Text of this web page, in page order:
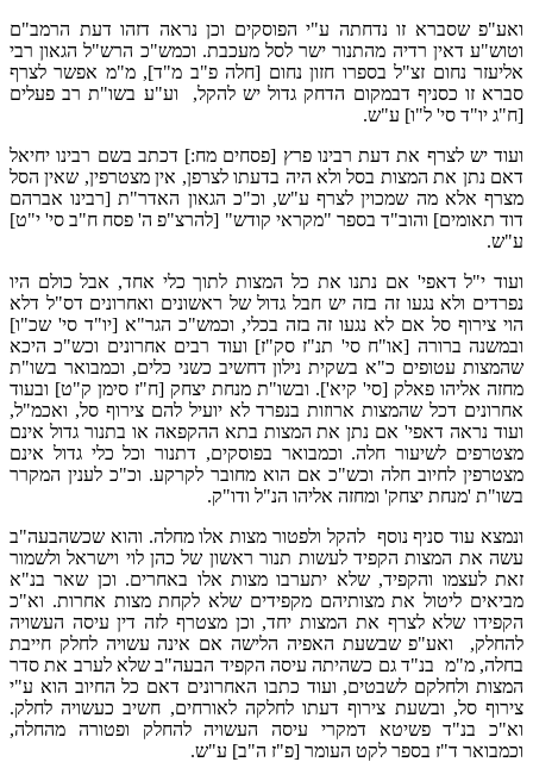
ואע"פ שסברא זו נדחתה ע"י הפוסקים וכן נראה דזהו דעת הרמב"ם
וטוש"ע דאין רדיה מהתנור ישר לסל מעכבת. וכמש"כ הרש"ל הגאון רבי
אליעזר נחום זצ"ל בספרו חזון נחום [חלה פ"ב מ"ד], מ"מ אפשר לצרף
סברא זו כסניף דבמקום הדחק גדול יש להקל, וע"ע בשו"ת רב פעלים
[ח"ג יו"ד סי' ל"ו] ע"ש.
ועוד יש לצרף את דעת רבינו פרץ [פסחים מח:] דכתב בשם רבינו יחיאל
דאם נתן את המצות בסל ולא היה בדעתו לצרפן, אין מצטרפין, שאין הסל
מצרף אלא מה שמכוין לצרף ע"ש, וכ"כ הגאון האדר"ת [רבינו אברהם
דוד תאומים] והוב"ד בספר "מקראי קודש" [להרצ"פ ה' פסח ח"ב סי' י"ט]
ע"ש.
ועוד י"ל דאפי' אם נתנו את כל המצות לתוך כלי אחד, אבל כולם היו
נפרדים ולא נגעו זה בזה יש חבל גדול של ראשונים ואחרונים דס"ל דלא
הוי צירוף סל אם לא נגעו זה בזה בכלי, וכמש"כ הגר"א [יו"ד סי' שכ"ו]
ובמשנה ברורה [או"ח סי' תנ"ז סק"ז] ועוד רבים אחרונים וכש"כ היכא
שהמצות עטופים כ"א בשקית נילון דחשיב כשני כלים, וכמבואר בשו"ת
מחזה אליהו פאלק [סי' קיא']. ובשו"ת מנחת יצחק [ח"ז סימן ק"ט] ובעוד
אחרונים דכל שהמצות ארוזות בנפרד לא יועיל להם צירוף סל, ואכמ"ל,
ועוד נראה דאפי' אם נתן את המצות בתא ההקפאה או בתנור גדול אינם
מצטרפים לשיעור חלה. וכמבואר בפוסקים, דתנור וכל כלי גדול אינם
מצטרפין לחיוב חלה וכש"כ אם הוא מחובר לקרקע. וכ"כ לענין המקרר
בשו"ת 'מנחת יצחק' ומחזה אליהו הנ"ל ודו"ק.
ונמצא עוד סניף נוסף להקל ולפטור מצות אלו מחלה. והוא שכשהבעה"ב
עשה את המצות הקפיד לעשות תנור ראשון של כהן לוי וישראל ולשמור
זאת לעצמו והקפיד, שלא יתערבו מצות אלו באחרים. וכן שאר בנ"א
מביאים ליטול את מצותיהם מקפידים שלא לקחת מצות אחרות. וא"כ
הקפידו שלא לצרף את המצות יחד, וכן מצטרף לזה דין עיסה העשויה
להחלק, ואע"פ שבשעת האפיה הלישה אם אינה עשויה לחלק חייבת
בחלה, מ"מ בנ"ד גם כשהיתה עיסה הקפיד הבעה"ב שלא לערב את סדר
המצות ולחלקם לשבטים, ועוד כתבו האחרונים דאם כל החיוב הוא ע"י
צירוף סל, ובשעת צירוף דעתו לחלקה לאורחים, חשיב כעשויה לחלק.
וא"כ בנ"ד פשיטא דמקרי עיסה העשויה להחלק ופטורה מהחלה,
וכמבואר ד"ז בספר לקט העומר [פ"ז ה"ב] ע"ש.